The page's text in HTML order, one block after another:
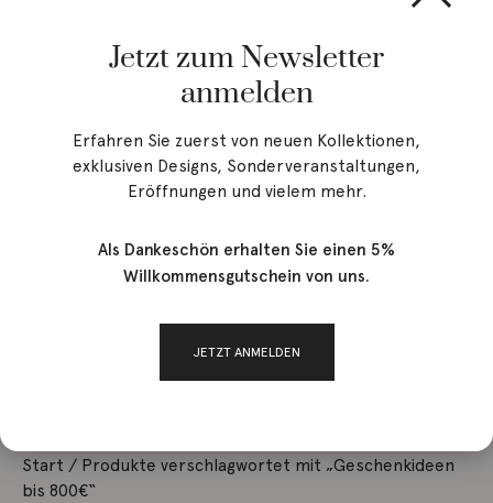
Start / Produkte verschlagwortet mit „Geschenkideen
bis 800€“
Jetzt zum Newsletter
anmelden
Erfahren Sie zuerst von neuen Kollektionen,
exklusiven Designs, Sonderveranstaltungen,
Eröffnungen und vielem mehr.
Als Dankeschön erhalten Sie einen 5%
Willkommensgutschein von uns.
JETZT ANMELDEN